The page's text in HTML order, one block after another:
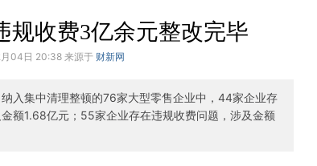
规收费3亿余元整改完毕
04日 20:38 来源于 财新网
入集中清理整顿的76家大型零售企业中，44家企业存
额1.68亿元；55家企业存在违规收费问题，涉及金额